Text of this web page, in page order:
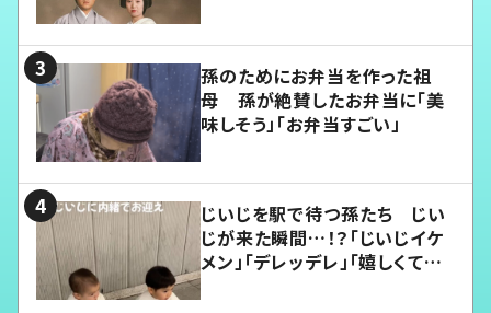
孫のためにお弁当を作った祖
母 孫が絶賛したお弁当に「美
味しそう」「お弁当すごい」
じいじを駅で待つ孫たち じい
じが来た瞬間…！？「じいじイケ
メン」「デレッデレ」「嬉しくて可